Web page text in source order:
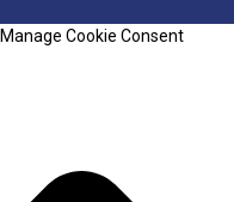
Manage Cookie Consent